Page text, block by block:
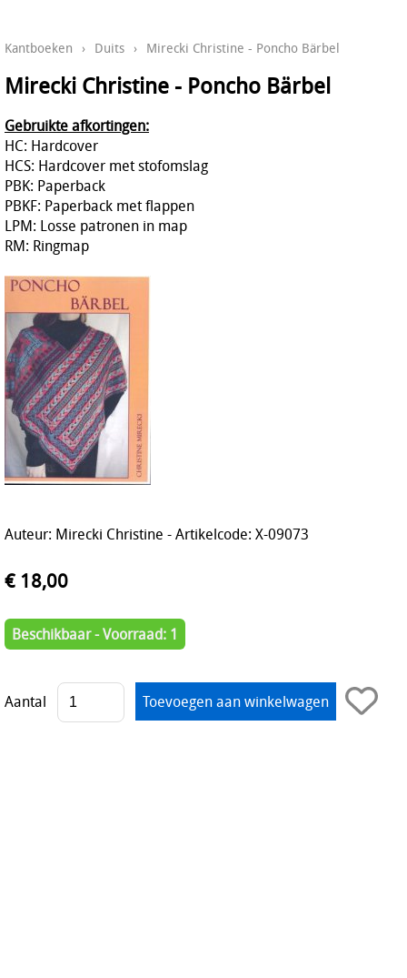
Kantboeken › Duits › Mirecki Christine - Poncho Bärbel
Mirecki Christine - Poncho Bärbel
Gebruikte afkortingen:
HC: Hardcover
HCS: Hardcover met stofomslag
PBK: Paperback
PBKF: Paperback met flappen
LPM: Losse patronen in map
RM: Ringmap
Auteur: Mirecki Christine - Artikelcode: X-09073
€ 18,00
Beschikbaar - Voorraad: 1
Aantal